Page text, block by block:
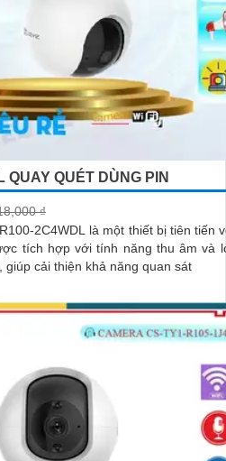
QUAY QUÉT DÙNG PIN
₫
2C4WDL là một thiết bị tiên tiến
giúp cải thiện khả năng quan sát